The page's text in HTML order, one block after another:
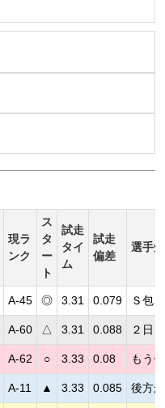
現ラ
ンク
ス
タ
ー
ト
試走
タイ
ム
試走
偏差
選手
A-45 ◎ 3.31 0.079 Ｓ包
A-60 △ 3.31 0.088 ２日
A-62 ○ 3.33 0.08 もう
A-11 ▲ 3.33 0.085 後方